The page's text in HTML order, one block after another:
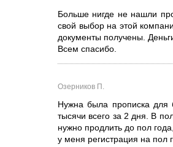
Больше нигде не нашли
свой выбор на этой
документы получены.
Всем спасибо.
Озерников П.
Нужна была прописка
тысячи всего за 2 дня. В
нужно продлить до пол
у меня регистрация на пол